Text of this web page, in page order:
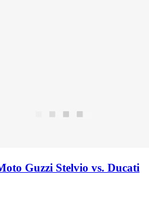
Guzzi Stelvio vs. Ducati